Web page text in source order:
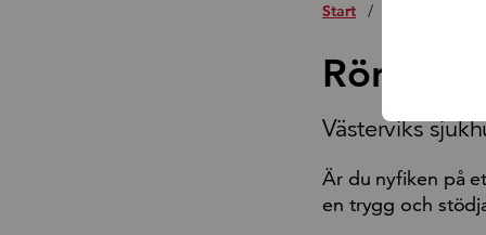
Start /
Västerviks
Är du nyfiken på
en trygg och